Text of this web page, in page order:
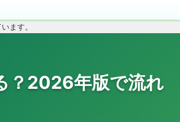
ます。
？2026年版で流れ